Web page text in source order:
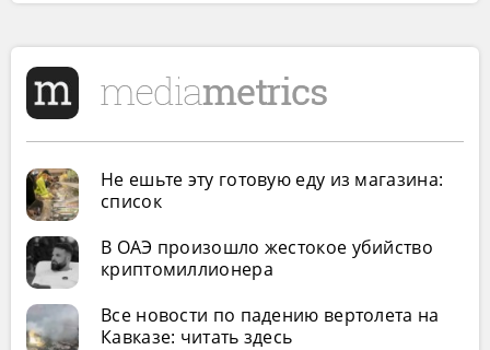
Не ешьте эту готовую еду из магазина:
список
В ОАЭ произошло жестокое убийство
криптомиллионера
Все новости по падению вертолета на
Кавказе: читать здесь